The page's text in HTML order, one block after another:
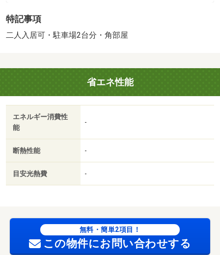
セキュリティ面は、オートロック・ＴＶインターホンなど
充実しているので安心して生活できます。・バイク置場：
特記事項
二人入居可・駐車場2台分・角部屋
省エネ性能
エネルギー消費性
能
-
断熱性能 -
目安光熱費 -
無料・簡単2項目！
この物件にお問い合わせする